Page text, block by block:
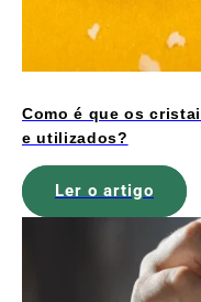
Como é que os
e utilizados?
Ler o artigo